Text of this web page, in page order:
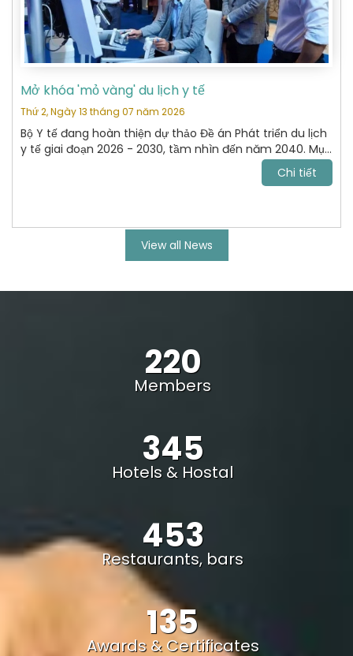
Mở khóa 'mỏ vàng' du lịch y tế
Thứ 2, Ngày 13 tháng 07 năm 2026
Bộ Y tế đang hoàn thiện dự thảo Đề án Phát triển du lịch
y tế giai đoạn 2026 - 2030, tầm nhìn đến năm 2040. Mục
tiêu tới năm 2030, VN trở thành điểm đến chăm sóc sức
khỏe uy tín, cạnh tranh trong khu vực Đông Nam Á và
Chi tiết
View all News
220
Members
345
Hotels & Hostal
453
Restaurants, bars
135
Awards & Certificates